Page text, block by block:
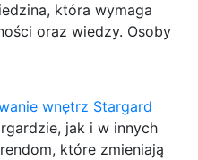
która wymaga
oraz wiedzy. Osoby
wnętrz Stargard
jak i w innych
które zmieniają